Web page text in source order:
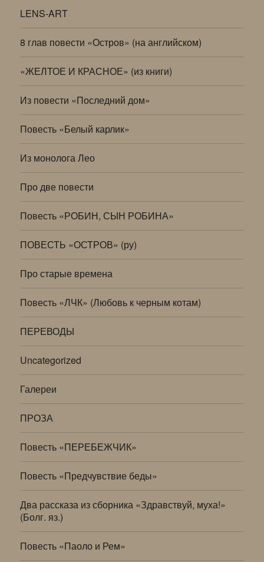
LENS-ART
8 глав повести «Остров» (на английском)
«ЖЕЛТОЕ И КРАСНОЕ» (из книги)
Из повести «Последний дом»
Повесть «Белый карлик»
Из монолога Лео
Про две повести
Повесть «РОБИН, СЫН РОБИНА»
ПОВЕСТЬ «ОСТРОВ» (ру)
Про старые времена
Повесть «ЛЧК» (Любовь к черным котам)
ПЕРЕВОДЫ
Uncategorized
Галереи
ПРОЗА
Повесть «ПЕРЕБЕЖЧИК»
Повесть «Предчувствие беды»
Два рассказа из сборника «Здравствуй, муха!»
(Болг. яз.)
Повесть «Паоло и Рем»